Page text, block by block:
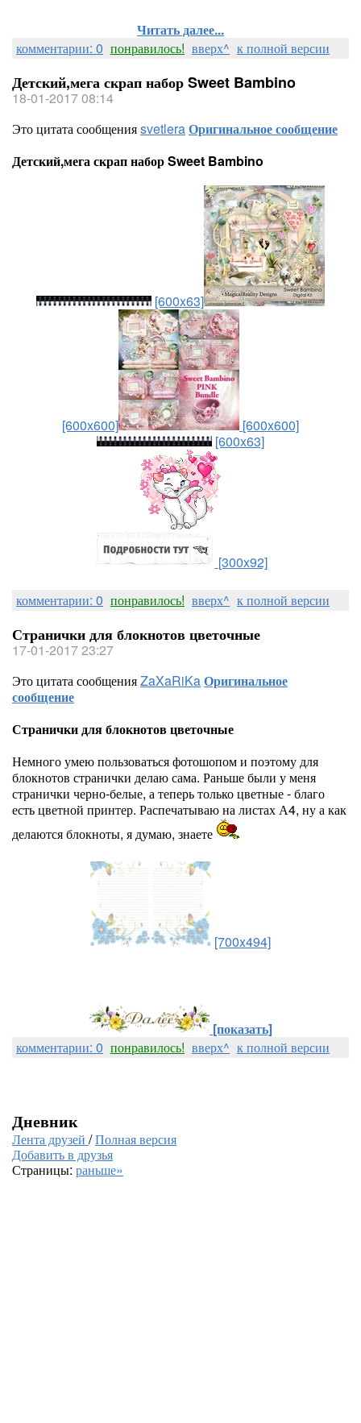
Читать далее...
комментарии: 0 понравилось! вверх^ к полной версии
Детский,мега скрап набор Sweet Bambino
18-01-2017 08:14
Это цитата сообщенияsvetleraОригинальное сообщение
Детский,мега скрап набор Sweet Bambino
[600x63]
[600x600]
[600x600]
[600x63]
[300x92]
комментарии: 0 понравилось! вверх^ к полной версии
Странички для блокнотов цветочные
17-01-2017 23:27
Это цитата сообщенияZaXaRiKaОригинальное
сообщение
Странички для блокнотов цветочные
Немного умею пользоваться фотошопом и поэтому для
блокнотов странички делаю сама. Раньше были у меня
странички черно-белые, а теперь только цветные - благо
есть цветной принтер. Распечатываю на листах А4, ну а как
делаются блокноты, я думаю, знаете
[700x494]
[показать]
комментарии: 0 понравилось! вверх^ к полной версии
Дневник
Лента друзей /Полная версия
Добавить в друзья
Страницы: раньше»